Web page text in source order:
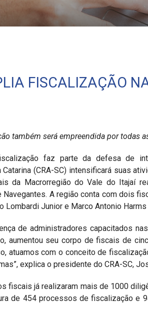
do Itajaí
FISCALIZAÇÃO
também será empreendida por todas
faz parte da defesa de
Catarina (CRA-SC) intensificará suas
da Macrorregião do Vale do Itajaí
Navegantes. A região conta com dois
Lombardi Junior e Marco Antonio Harms
de administradores capacitados
aumentou seu corpo de fiscais de
atuamos com o conceito de
explica o presidente do CRA-SC,
fiscais já realizaram mais de 1000
de 454 processos de fiscalização e